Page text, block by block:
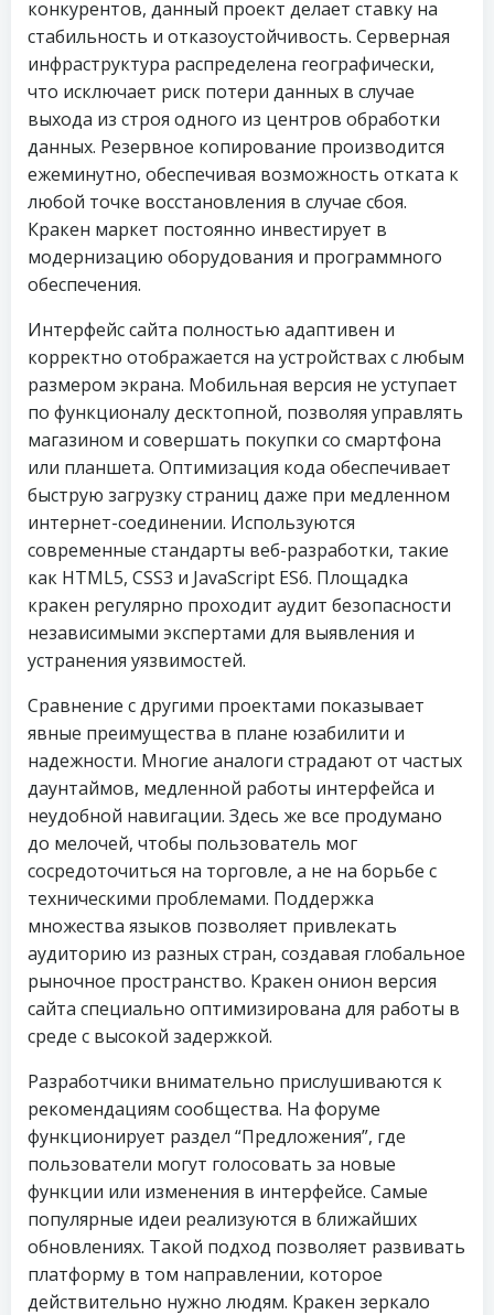
конкурентов, данный проект делает ставку на
стабильность и отказоустойчивость. Серверная
инфраструктура распределена географически,
что исключает риск потери данных в случае
выхода из строя одного из центров обработки
данных. Резервное копирование производится
ежеминутно, обеспечивая возможность отката к
любой точке восстановления в случае сбоя.
Кракен маркет постоянно инвестирует в
модернизацию оборудования и программного
обеспечения.
Интерфейс сайта полностью адаптивен и
корректно отображается на устройствах с любым
размером экрана. Мобильная версия не уступает
по функционалу десктопной, позволяя управлять
магазином и совершать покупки со смартфона
или планшета. Оптимизация кода обеспечивает
быструю загрузку страниц даже при медленном
интернет-соединении. Используются
современные стандарты веб-разработки, такие
как HTML5, CSS3 и JavaScript ES6. Площадка
кракен регулярно проходит аудит безопасности
независимыми экспертами для выявления и
устранения уязвимостей.
Сравнение с другими проектами показывает
явные преимущества в плане юзабилити и
надежности. Многие аналоги страдают от частых
даунтаймов, медленной работы интерфейса и
неудобной навигации. Здесь же все продумано
до мелочей, чтобы пользователь мог
сосредоточиться на торговле, а не на борьбе с
техническими проблемами. Поддержка
множества языков позволяет привлекать
аудиторию из разных стран, создавая глобальное
рыночное пространство. Кракен онион версия
сайта специально оптимизирована для работы в
среде с высокой задержкой.
Разработчики внимательно прислушиваются к
рекомендациям сообщества. На форуме
функционирует раздел “Предложения”, где
пользователи могут голосовать за новые
функции или изменения в интерфейсе. Самые
популярные идеи реализуются в ближайших
обновлениях. Такой подход позволяет развивать
платформу в том направлении, которое
действительно нужно людям. Кракен зеркало